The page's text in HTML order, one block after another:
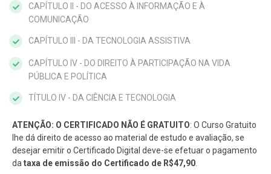
CAPÍTULO II - DO ACESSO À INFORMAÇÃO E À
COMUNICAÇÃO
CAPÍTULO III - DA TECNOLOGIA ASSISTIVA
CAPÍTULO IV - DO DIREITO À PARTICIPAÇÃO NA VIDA
PÚBLICA E POLÍTICA
TÍTULO IV - DA CIÊNCIA E TECNOLOGIA
ATENÇÃO: O CERTIFICADO NÃO É GRATUITO: O Curso Gratuito
lhe dá direito de acesso ao material de estudo e avaliação, se
desejar emitir o Certificado Digital deve-se efetuar o pagamento
da taxa de emissão do Certificado de R$47,90